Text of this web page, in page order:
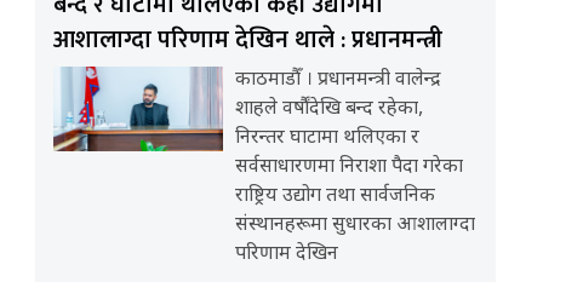
आशालाग्दा परिणाम देखिन थाले : प्रधानमन्त्री
काठमाडौँ । प्रधानमन्त्री वालेन्द्र
शाहले वर्षौंदेखि बन्द रहेका,
निरन्तर घाटामा थलिएका र
सर्वसाधारणमा निराशा पैदा गरेका
राष्ट्रिय उद्योग तथा सार्वजनिक
संस्थानहरूमा सुधारका आशालाग्दा
परिणाम देखिन